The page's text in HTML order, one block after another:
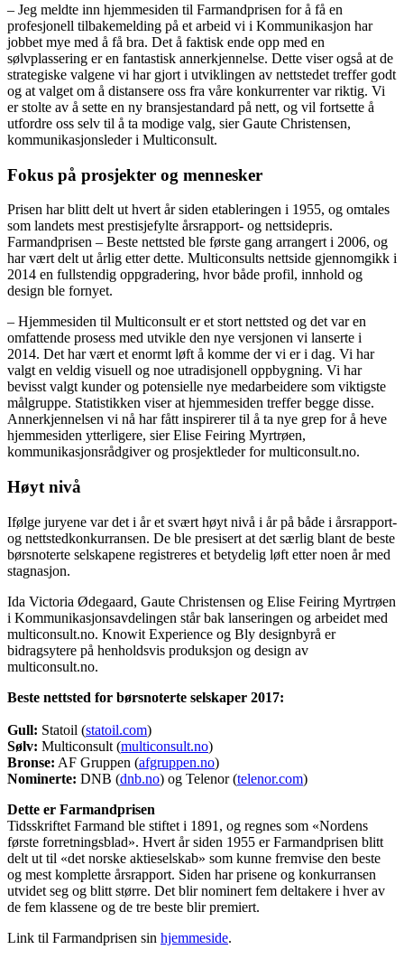
– Jeg meldte inn hjemmesiden til Farmandprisen for å få en
profesjonell tilbakemelding på et arbeid vi i Kommunikasjon har
jobbet mye med å få bra. Det å faktisk ende opp med en
sølvplassering er en fantastisk annerkjennelse. Dette viser også at de
strategiske valgene vi har gjort i utviklingen av nettstedet treffer godt
og at valget om å distansere oss fra våre konkurrenter var riktig. Vi
er stolte av å sette en ny bransjestandard på nett, og vil fortsette å
utfordre oss selv til å ta modige valg, sier Gaute Christensen,
kommunikasjonsleder i Multiconsult.
Fokus på prosjekter og mennesker
Prisen har blitt delt ut hvert år siden etableringen i 1955, og omtales
som landets mest prestisjefylte årsrapport- og nettsidepris.
Farmandprisen – Beste nettsted ble første gang arrangert i 2006, og
har vært delt ut årlig etter dette. Multiconsults nettside gjennomgikk i
2014 en fullstendig oppgradering, hvor både profil, innhold og
design ble fornyet.
– Hjemmesiden til Multiconsult er et stort nettsted og det var en
omfattende prosess med utvikle den nye versjonen vi lanserte i
2014. Det har vært et enormt løft å komme der vi er i dag. Vi har
valgt en veldig visuell og noe utradisjonell oppbygning. Vi har
bevisst valgt kunder og potensielle nye medarbeidere som viktigste
målgruppe. Statistikken viser at hjemmesiden treffer begge disse.
Annerkjennelsen vi nå har fått inspirerer til å ta nye grep for å heve
hjemmesiden ytterligere, sier Elise Feiring Myrtrøen,
kommunikasjonsrådgiver og prosjektleder for multiconsult.no.
Høyt nivå
Ifølge juryene var det i år et svært høyt nivå i år på både i årsrapport-
og nettstedkonkurransen. De ble presisert at det særlig blant de beste
børsnoterte selskapene registreres et betydelig løft etter noen år med
stagnasjon.
Ida Victoria Ødegaard, Gaute Christensen og Elise Feiring Myrtrøen
i Kommunikasjonsavdelingen står bak lanseringen og arbeidet med
multiconsult.no. Knowit Experience og Bly designbyrå er
bidragsytere på henholdsvis produksjon og design av
multiconsult.no.
Beste nettsted for børsnoterte selskaper 2017:
Gull: Statoil (statoil.com)
Sølv: Multiconsult (multiconsult.no)
Bronse: AF Gruppen (afgruppen.no)
Nominerte: DNB (dnb.no) og Telenor (telenor.com)
Dette er Farmandprisen
Tidsskriftet Farmand ble stiftet i 1891, og regnes som «Nordens
første forretningsblad». Hvert år siden 1955 er Farmandprisen blitt
delt ut til «det norske aktieselskab» som kunne fremvise den beste
og mest komplette årsrapport. Siden har prisene og konkurransen
utvidet seg og blitt større. Det blir nominert fem deltakere i hver av
de fem klassene og de tre beste blir premiert.
Link til Farmandprisen sin hjemmeside.